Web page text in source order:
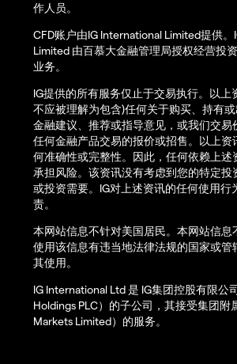
作人员。
CFD账户由IG International Limited提供
Limited 由百慕大金融管理局授权经营投
业务。
IG提供的所有服务仅止于交易执行。以上
不应被理解为包含)任何关于购买、持有
金融建议、推荐或指导意见，或我们交易
任何金融产品交易的报价或招售。以上资
何准确性或完整性。因此，任何依赖上述
承担风险。该资讯没有考虑到您的特定投
或投资需要。IG对上述资讯的任何使用行
责。
本网站信息不针对美国居民。本网站信息
使用该信息有违当地法律法规的国家或管
其使用。
IG International Ltd 是 IG集团控股有限公
Holdings PLC）的子公司，其接受集团附
Markets Limited）的服务。